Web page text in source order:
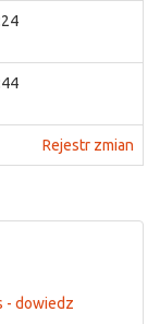
Rejestr zmian
- dowiedz